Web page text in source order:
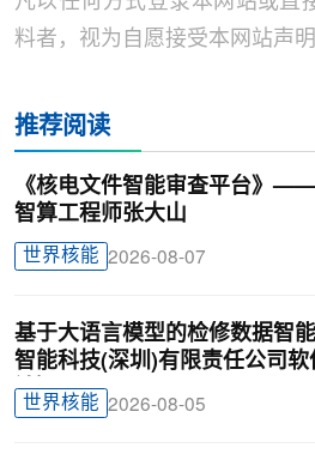
料者，视为自愿接受本网站声明
推荐阅读
《核电文件智能审查平台》
智算工程师张大山
世界核能 2026-08-07
基于大语言模型的检修数据智
智能科技(深圳)有限责任公司
锦颖
世界核能 2026-08-05